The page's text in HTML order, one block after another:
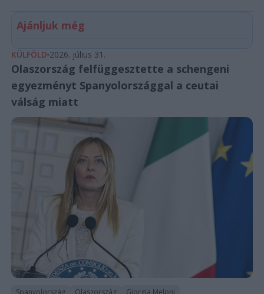
Ajánljuk még
KÜLFÖLD 2026. július 31.
Olaszország felfüggesztette a schengeni
egyezményt Spanyolországgal a ceutai
válság miatt
Spanyolország Olaszország Giorgia Meloni